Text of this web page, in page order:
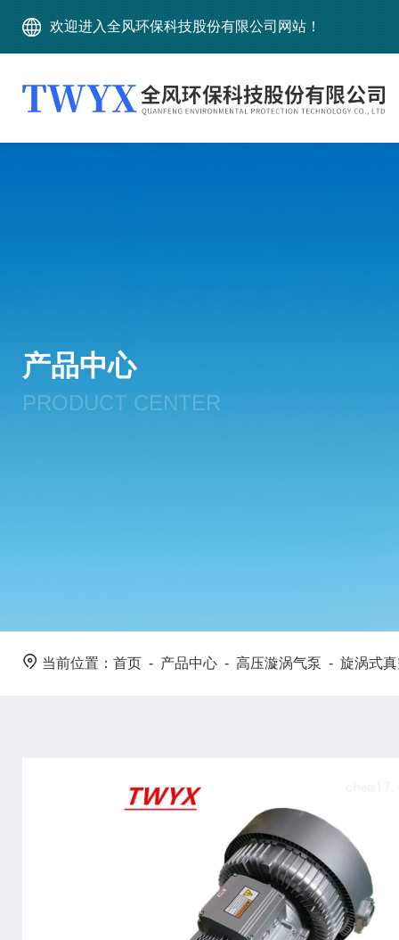
欢迎进入全风环保科技股份有限公司网站！
产品中心
PRODUCT CENTER
当前位置： 首页 - 产品中心 - 高压漩涡气泵 - 旋涡式